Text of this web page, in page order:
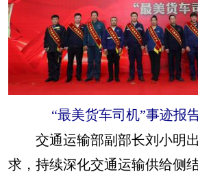
“最美货车司机”事迹报
交通运输部副部长刘小明
求，持续深化交通运输供给侧